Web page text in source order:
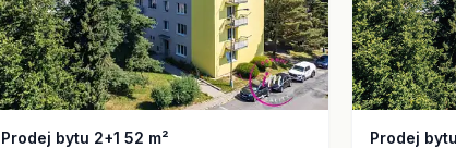
Prodej bytu 2+1 52 m² Prodej